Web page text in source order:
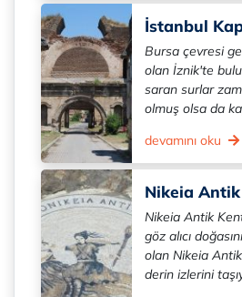
İstanbul
Bursa çevresi
olan İznik'te
saran surlar
olmuş olsa da
devamını oku
Nikeia
Nikeia Antik
göz alıcı
olan Nikeia
derin izlerini